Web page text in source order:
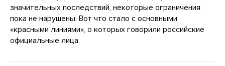
значительных последствий, некоторые ограничения
пока не нарушены. Вот что стало с основными
«красными линиями», о которых говорили российские
официальные лица.